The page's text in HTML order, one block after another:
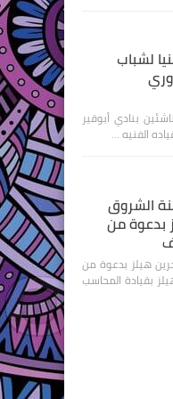
لشباب
بنادي أبوقير
الفنيه …
الشروق
بدعوة من
هيلز بدعوة من
بقيادة المحاسب